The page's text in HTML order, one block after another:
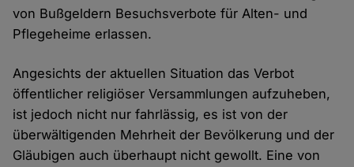
von Bußgeldern Besuchsverbote für Alten- und
Pflegeheime erlassen.
Angesichts der aktuellen Situation das Verbot
öffentlicher religiöser Versammlungen aufzuheben,
ist jedoch nicht nur fahrlässig, es ist von der
überwältigenden Mehrheit der Bevölkerung und der
Gläubigen auch überhaupt nicht gewollt. Eine von